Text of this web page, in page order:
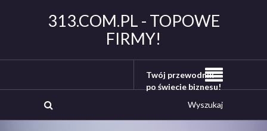
313.COM.PL - TOPOWE
FIRMY!
Twój przewodnik
po świecie biznesu!